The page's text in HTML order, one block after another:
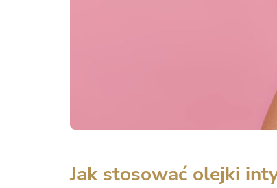
Jak stosować olejki